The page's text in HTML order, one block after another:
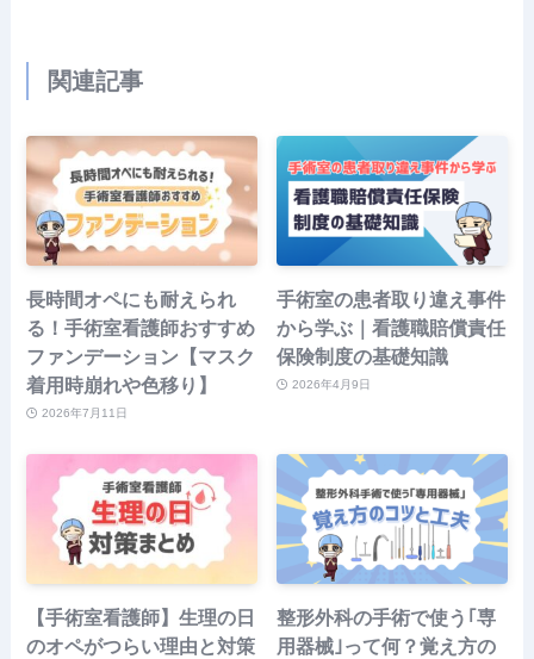
関連記事
長時間オペにも耐えられ
る！手術室看護師おすすめ
ファンデーション【マスク
着用時崩れや色移り】
2026年7月11日
手術室の患者取り違え事件
から学ぶ｜看護職賠償責任
保険制度の基礎知識
2026年4月9日
【手術室看護師】生理の日
のオペがつらい理由と対策
整形外科の手術で使う｢専
用器械｣って何？覚え方の